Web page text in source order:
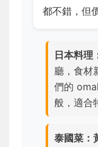
都不錯，但
日本料理
廳，食材
們的
般，適合
泰國菜：